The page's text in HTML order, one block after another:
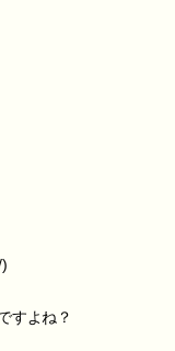
すよね？